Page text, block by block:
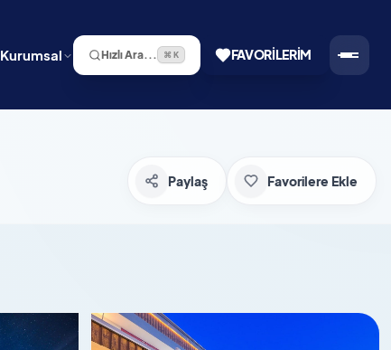
Kurumsal Hızlı Ara... ⌘ K FAVORILERIM
Paylaş Favorilere Ekle